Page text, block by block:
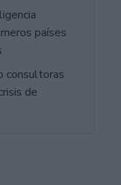
países
consultoras
de